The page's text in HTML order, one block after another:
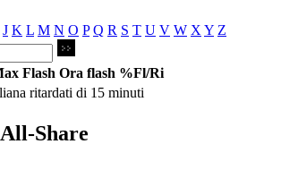
J K L M N O P Q R S T U V W X Y Z
Flash Ora flash %Fl/Ri
ritardati di 15 minuti
Share